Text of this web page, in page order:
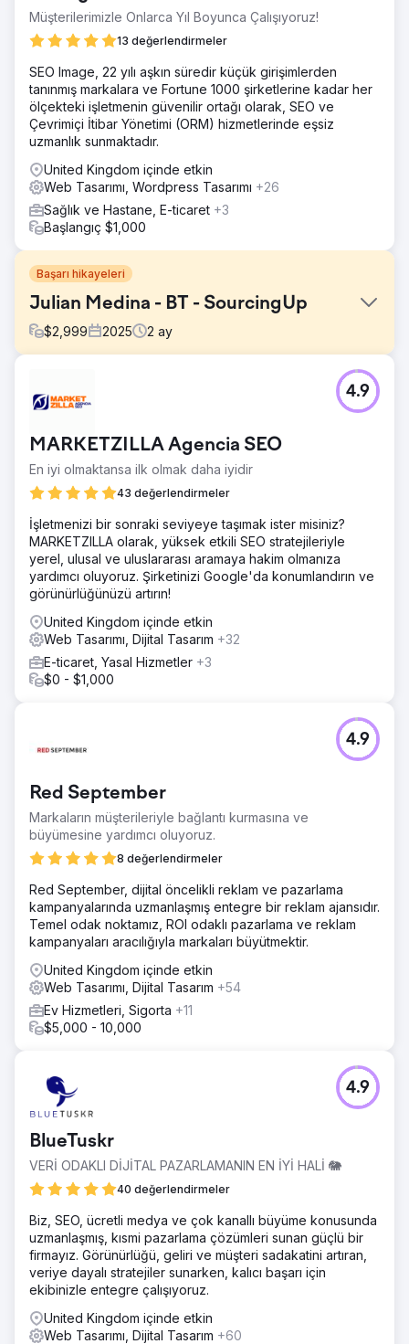
Müşterilerimizle Onlarca Yıl Boyunca Çalışıyoruz!
13 değerlendirmeler
SEO Image, 22 yılı aşkın süredir küçük girişimlerden
tanınmış markalara ve Fortune 1000 şirketlerine kadar her
ölçekteki işletmenin güvenilir ortağı olarak, SEO ve
Çevrimiçi İtibar Yönetimi (ORM) hizmetlerinde eşsiz
uzmanlık sunmaktadır.
United Kingdom içinde etkin
Web Tasarımı, Wordpress Tasarımı +26
Sağlık ve Hastane, E-ticaret +3
Başlangıç $1,000
Başarı hikayeleri
Julian Medina - BT - SourcingUp
$2,999 2025 2 ay
Müşteri, manuel süreçler ve yavaş dahili sistem yanıt
süreleri nedeniyle verimsizliklerle karşı karşıyaydı. Ayrıca,
güncellemeler sunmak için duyarlı ve organize bir ortağa
ihtiyaçları vardı.
Çözüm
verme yeteneğini iyileştirerek iş akışlarını kolaylaştırdık.
Ekibimiz son derece düzenli ve duyarlı kaldı ve tüm
kilometre taşlarının zamanında teslim edilmesini sağladı.
Geri bildirimlerine dayanarak revizyonları hızla uyguladık
ve bu da daha sorunsuz operasyonlara ve
paydaşlarından olumlu yanıtlara yol açtı.
Sonuç
"LaV1'in çalışması sayesinde, müşteri manuel süreçleri
azalttı, dahili sistem yanıt sürelerini iyileştirdi ve
müşterinin geri bildirimlerine dayanarak revizyonları hızla
uyguladılar."
Ajans sayfasına git
MARKETZILLA Agencia SEO
En iyi olmaktansa ilk olmak daha iyidir
43 değerlendirmeler
4.9
İşletmenizi bir sonraki seviyeye taşımak ister misiniz?
MARKETZILLA olarak, yüksek etkili SEO stratejileriyle
yerel, ulusal ve uluslararası aramaya hakim olmanıza
yardımcı oluyoruz. Şirketinizi Google'da konumlandırın ve
görünürlüğünüzü artırın!
United Kingdom içinde etkin
Web Tasarımı, Dijital Tasarım +32
E-ticaret, Yasal Hizmetler +3
$0 - $1,000
Red September
Markaların müşterileriyle bağlantı kurmasına ve
büyümesine yardımcı oluyoruz.
8 değerlendirmeler
4.9
Red September, dijital öncelikli reklam ve pazarlama
kampanyalarında uzmanlaşmış entegre bir reklam ajansıdır.
Temel odak noktamız, ROI odaklı pazarlama ve reklam
kampanyaları aracılığıyla markaları büyütmektir.
United Kingdom içinde etkin
Web Tasarımı, Dijital Tasarım +54
Ev Hizmetleri, Sigorta +11
$5,000 - 10,000
BlueTuskr
VERİ ODAKLI DİJİTAL PAZARLAMANIN EN İYİ HALİ 🐘
40 değerlendirmeler
4.9
Biz, SEO, ücretli medya ve çok kanallı büyüme konusunda
uzmanlaşmış, kısmi pazarlama çözümleri sunan güçlü bir
firmayız. Görünürlüğü, geliri ve müşteri sadakatini artıran,
veriye dayalı stratejiler sunarken, kalıcı başarı için
ekibinizle entegre çalışıyoruz.
United Kingdom içinde etkin
Web Tasarımı, Dijital Tasarım +60